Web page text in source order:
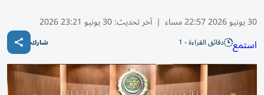
30 يونيو 2026 22:57 مساء | آخر تحديث:30 يونيو 23:21 2026
استمع دقائق القراءة - 1 شارك